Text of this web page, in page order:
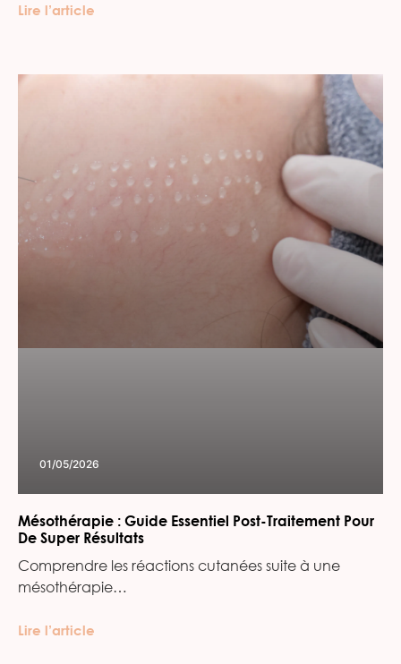
Lire l’article
01/05/2026
Mésothérapie : Guide Essentiel Post-Traitement Pour
De Super Résultats
Comprendre les réactions cutanées suite à une
mésothérapie…
Lire l’article